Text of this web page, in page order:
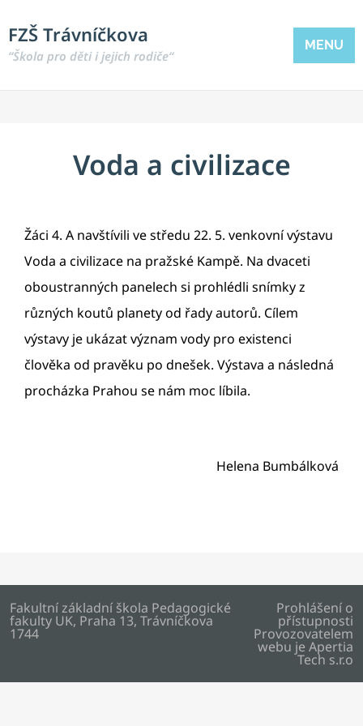
FZŠ Trávníčkova
“Škola pro děti i jejich rodiče“
MENU
Voda a civilizace
Žáci 4. A navštívili ve středu 22. 5. venkovní výstavu
Voda a civilizace na pražské Kampě. Na dvaceti
oboustranných panelech si prohlédli snímky z
různých koutů planety od řady autorů. Cílem
výstavy je ukázat význam vody pro existenci
člověka od pravěku po dnešek. Výstava a následná
procházka Prahou se nám moc líbila.
Helena Bumbálková
Fakultní základní škola Pedagogické
fakulty UK, Praha 13, Trávníčkova
1744
Prohlášení o
přístupnosti
Provozovatelem
webu je Apertia
Tech s.r.o